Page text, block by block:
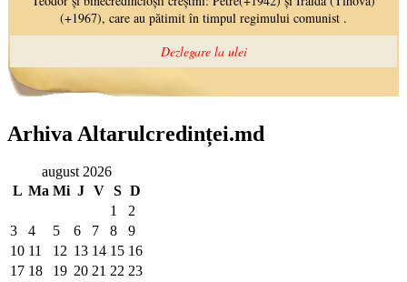
Arhiva Altarulcredinței.md
august 2026
L Ma Mi J V S D
1
2
3
4 5 6 7 8
9
10 11 12 13 14 15 16
17 18 19 20 21 22 23